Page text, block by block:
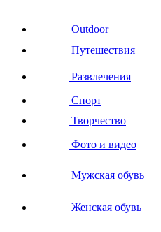
Outdoor
Путешествия
Развлечения
Спорт
Творчество
Фото и видео
Мужская обувь
Женская обувь